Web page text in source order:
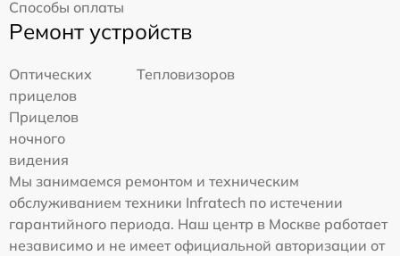
Способы оплаты
Ремонт устройств
Оптических
прицелов
Тепловизоров
Прицелов
ночного
видения
Мы занимаемся ремонтом и техническим
обслуживанием техники Infratech по истечении
гарантийного периода. Наш центр в Москве работает
независимо и не имеет официальной авторизации от